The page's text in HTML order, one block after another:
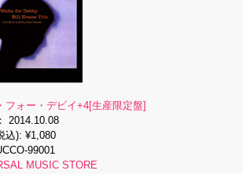
フォー・デビイ+4[生産限定盤]
2014.10.08
込): ¥1,080
99001
MUSIC STORE